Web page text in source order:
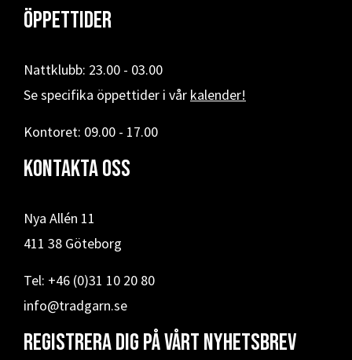
Öppettider
Nattklubb: 23.00 - 03.00
Se specifika öppettider i vår kalender!
Kontoret: 09.00 - 17.00
Kontakta oss
Nya Allén 11
411 38 Göteborg
Tel: +46 (0)31 10 20 80
info@tradgarn.se
Registrera dig på vårt nyhetsbrev